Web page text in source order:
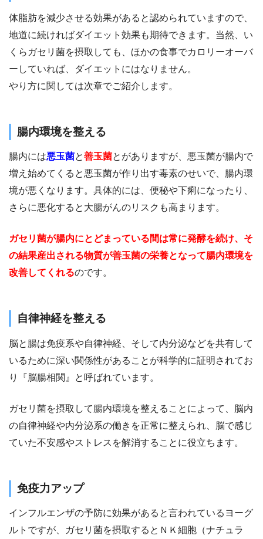
体脂肪を減少させる効果があると認められていますので、
地道に続ければダイエット効果も期待できます。当然、い
くらガセリ菌を摂取しても、ほかの食事でカロリーオーバ
ーしていれば、ダイエットにはなりません。
やり方に関しては次章でご紹介します。
腸内環境を整える
腸内には悪玉菌と善玉菌とがありますが、悪玉菌が腸内で
増え始めてくると悪玉菌が作り出す毒素のせいで、腸内環
境が悪くなります。具体的には、便秘や下痢になったり、
さらに悪化すると大腸がんのリスクも高まります。
ガセリ菌が腸内にとどまっている間は常に発酵を続け、そ
の結果産出される物質が善玉菌の栄養となって腸内環境を
改善してくれるのです。
自律神経を整える
脳と腸は免疫系や自律神経、そして内分泌などを共有して
いるために深い関係性があることが科学的に証明されてお
り『脳腸相関』と呼ばれています。
ガセリ菌を摂取して腸内環境を整えることによって、脳内
の自律神経や内分泌系の働きを正常に整えられ、脳で感じ
ていた不安感やストレスを解消することに役立ちます。
免疫力アップ
インフルエンザの予防に効果があると言われているヨーグ
ルトですが、ガセリ菌を摂取するとＮＫ細胞（ナチュラ